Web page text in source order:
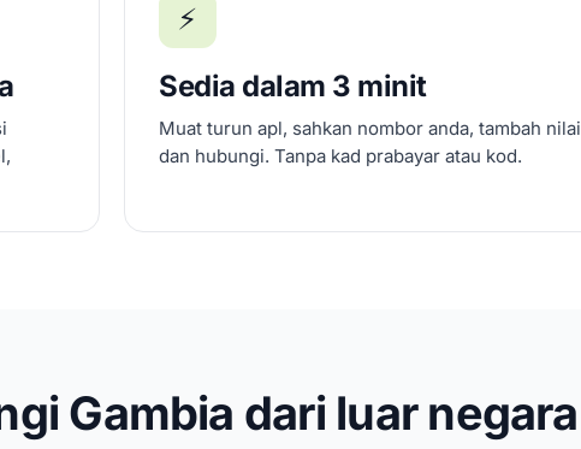
⚡
Sedia dalam 3 minit
Muat turun apl, sahkan nombor anda, tambah nilai
dan hubungi. Tanpa kad prabayar atau kod.
Gambia dari luar negara